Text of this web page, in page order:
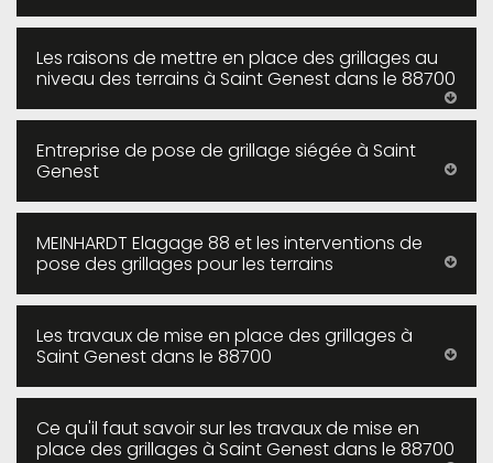
Les raisons de mettre en place des grillages au
niveau des terrains à Saint Genest dans le 88700
Entreprise de pose de grillage siégée à Saint
Genest
MEINHARDT Elagage 88 et les interventions de
pose des grillages pour les terrains
Les travaux de mise en place des grillages à
Saint Genest dans le 88700
Ce qu'il faut savoir sur les travaux de mise en
place des grillages à Saint Genest dans le 88700